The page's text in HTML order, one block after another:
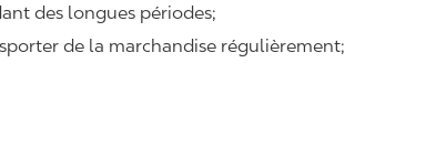
des longues périodes;
de la marchandise régulièrement;